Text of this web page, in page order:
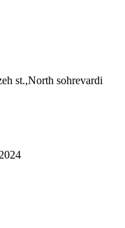
st.,North sohrevardi